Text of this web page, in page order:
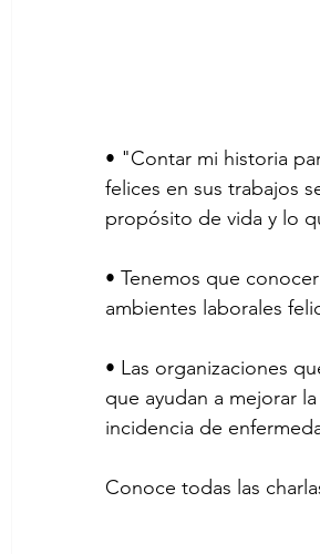
• "Contar mi historia
felices en sus trabajos
propósito de vida y lo
• Tenemos que
ambientes laborales
• Las organizaciones
que ayudan a mejorar
incidencia de
Conoce todas las